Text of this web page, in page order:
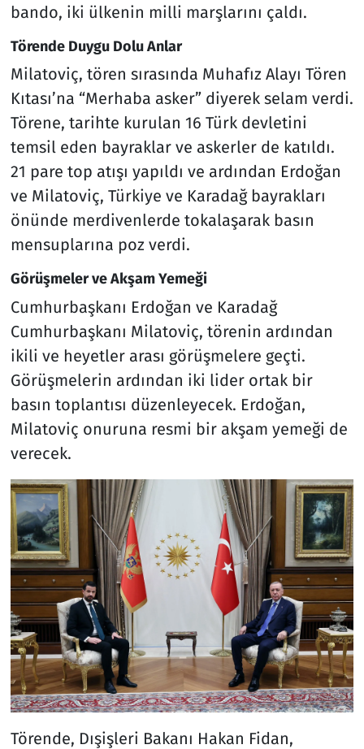
bando, iki ülkenin milli marşlarını çaldı.
Törende Duygu Dolu Anlar
Milatoviç, tören sırasında Muhafız Alayı Tören
Kıtası’na “Merhaba asker” diyerek selam verdi.
Törene, tarihte kurulan 16 Türk devletini
temsil eden bayraklar ve askerler de katıldı.
21 pare top atışı yapıldı ve ardından Erdoğan
ve Milatoviç, Türkiye ve Karadağ bayrakları
önünde merdivenlerde tokalaşarak basın
mensuplarına poz verdi.
Görüşmeler ve Akşam Yemeği
Cumhurbaşkanı Erdoğan ve Karadağ
Cumhurbaşkanı Milatoviç, törenin ardından
ikili ve heyetler arası görüşmelere geçti.
Görüşmelerin ardından iki lider ortak bir
basın toplantısı düzenleyecek. Erdoğan,
Milatoviç onuruna resmi bir akşam yemeği de
verecek.
Törende, Dışişleri Bakanı Hakan Fidan,